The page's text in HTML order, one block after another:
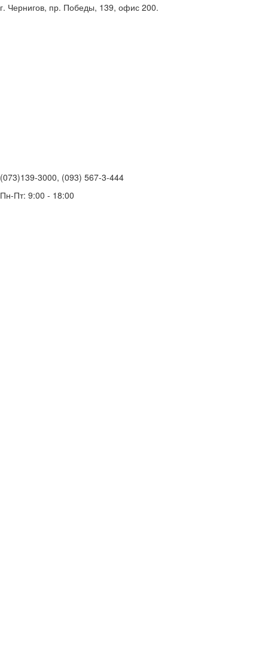
г. Чернигов, пр. Победы, 139, офис 200.
(073)139-3000, (093) 567-3-444
Пн-Пт: 9:00 - 18:00